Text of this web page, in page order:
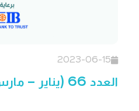
2023-06-15
العدد 66 (يناير – مارس 2023)